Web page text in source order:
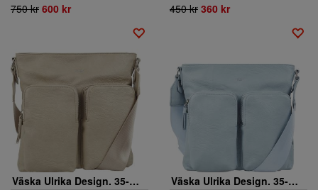
750 kr 600 kr 450 kr 360 kr
Väska Ulrika Design. 35-5432-2 Väska Ulrika Design. 35-5432-13